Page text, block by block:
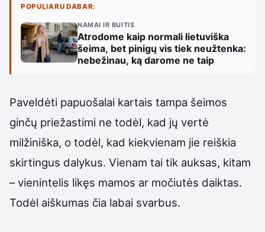
POPULIARU DABAR:
NAMAI IR BUITIS
Atrodome kaip normali lietuviška
šeima, bet pinigų vis tiek neužtenka:
nebežinau, ką darome ne taip
Paveldėti papuošalai kartais tampa šeimos
ginčų priežastimi ne todėl, kad jų vertė
milžiniška, o todėl, kad kiekvienam jie reiškia
skirtingus dalykus. Vienam tai tik auksas, kitam
– vienintelis likęs mamos ar močiutės daiktas.
Todėl aiškumas čia labai svarbus.